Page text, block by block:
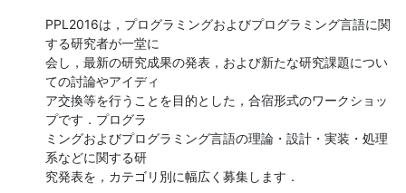
PPL2016は，プログラミングおよびプログラミング言語に関
する研究者が一堂に
会し，最新の研究成果の発表，および新たな研究課題につい
ての討論やアイディ
ア交換等を行うことを目的とした，合宿形式のワークショッ
プです．プログラ
ミングおよびプログラミング言語の理論・設計・実装・処理
系などに関する研
究発表を，カテゴリ別に幅広く募集します．